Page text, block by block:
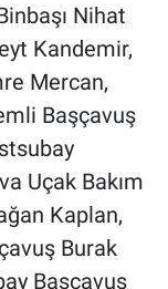
Nihat
Kandemir,
Mercan,
Başçavuş
Uçak Bakım
Kaplan,
Burak
Başçavuş